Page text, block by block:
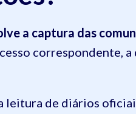
a captura das
correspondente,
leitura de diários